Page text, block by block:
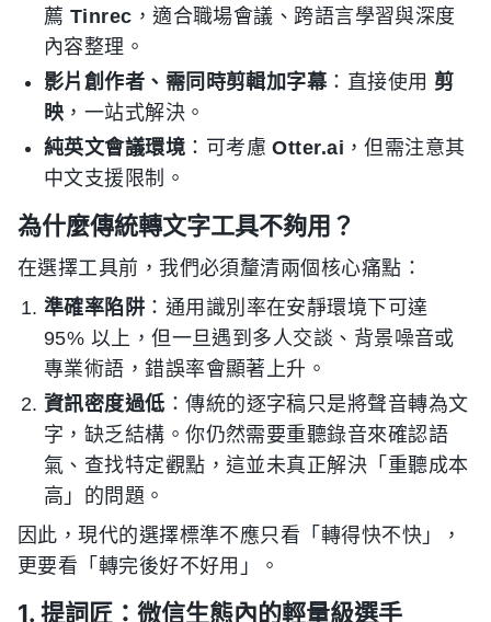
薦 Tinrec ，適合職場會議、跨語言學習與深度
內容整理。
影片創作者、需同時剪輯加字幕：直接使用 剪
映 ，一站式解決。
純英文會議環境 ：可考慮Otter.ai ，但需注意其
中文支援限制。
為什麼傳統轉文字工具不夠用？
在選擇工具前，我們必須釐清兩個核心痛點：
準確率陷阱 ：通用識別率在安靜環境下可達
95% 以上，但一旦遇到多人交談、背景噪音或
專業術語，錯誤率會顯著上升。
資訊密度過低 ：傳統的逐字稿只是將聲音轉為文
字，缺乏結構。你仍然需要重聽錄音來確認語
氣、查找特定觀點，這並未真正解決「重聽成本
高」的問題。
因此，現代的選擇標準不應只看「轉得快不快」，
更要看「轉完後好不好用」。
1. 提詞匠：微信生態內的輕量級選手